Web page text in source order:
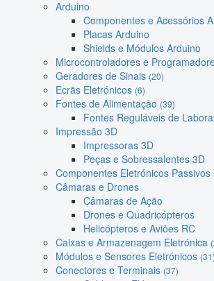
Arduino
Componentes e Acessórios
Placas Arduino
Shields e Módulos Arduino
Microcontroladores e
Geradores de Sinais (20)
Ecrãs Eletrónicos (6)
Fontes de Alimentação (39)
Fontes Reguláveis de
Impressão 3D
Impressoras 3D
Peças e Sobressalentes 3D
Componentes Eletrónicos Passivos
Câmaras e Drones
Câmaras de Ação
Drones e Quadricópteros
Helicópteros e Aviões RC
Caixas e Armazenagem Eletrónica
Módulos e Sensores Eletrónicos (31)
Conectores e Terminais (37)